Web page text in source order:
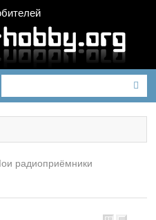
радиоприёмники